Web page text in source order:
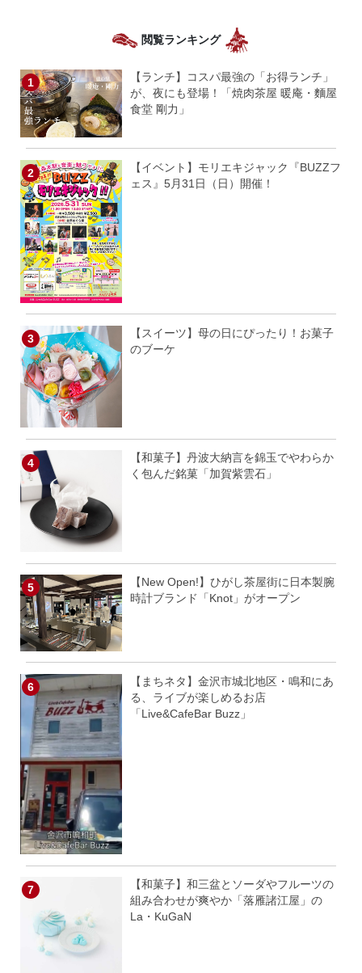
閲覧ランキング
【ランチ】コスパ最強の「お得ランチ」
が、夜にも登場！「焼肉茶屋 暖庵・麵屋
食堂 剛力」
【イベント】モリエキジャック『BUZZフ
ェス』5月31日（日）開催！
【スイーツ】母の日にぴったり！お菓子
のブーケ
【和菓子】丹波大納言を錦玉でやわらか
く包んだ銘菓「加賀紫雲石」
【New Open!】ひがし茶屋街に日本製腕
時計ブランド「Knot」がオープン
【まちネタ】金沢市城北地区・鳴和にあ
る、ライブが楽しめるお店
「Live&CafeBar Buzz」
【和菓子】和三盆とソーダやフルーツの
組み合わせが爽やか「落雁諸江屋」の
La・KuGaN